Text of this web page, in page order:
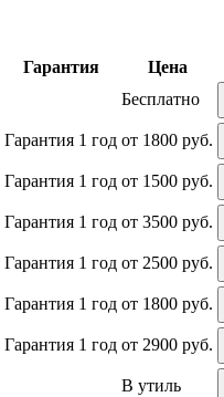
Гарантия
Цена
Бесплатно
Гарантия 1 год от 1800 руб.
Гарантия 1 год от 1500 руб.
Гарантия 1 год от 3500 руб.
Гарантия 1 год от 2500 руб.
Гарантия 1 год от 1800 руб.
Гарантия 1 год от 2900 руб.
В утиль